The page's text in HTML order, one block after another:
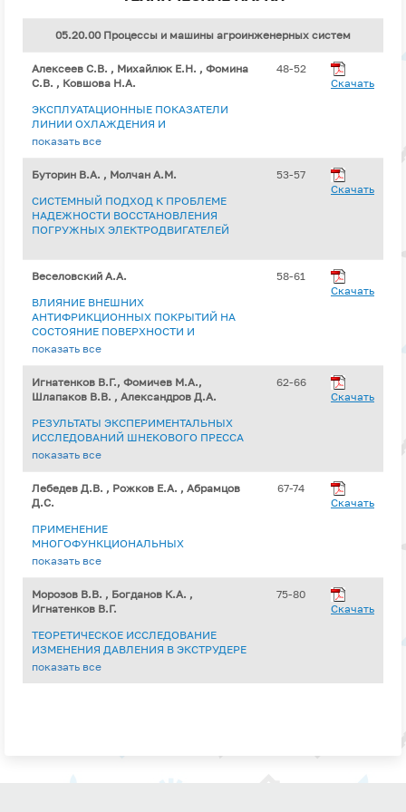
05.20.00 Процессы и машины агроинженерных систем
Алексеев С.В. , Михайлюк Е.Н. , Фомина
С.В. , Ковшова Н.А.
ЭКСПЛУАТАЦИОННЫЕ ПОКАЗАТЕЛИ
ЛИНИИ ОХЛАЖДЕНИЯ И
ПНЕВМОТРАНСПОРТА ПОЛНОЖИРНОЙ
показать все
48-52
Скачать
Буторин В.А. , Молчан А.М.
СИСТЕМНЫЙ ПОДХОД К ПРОБЛЕМЕ
НАДЕЖНОСТИ ВОССТАНОВЛЕНИЯ
ПОГРУЖНЫХ ЭЛЕКТРОДВИГАТЕЛЕЙ
53-57
Скачать
Веселовский А.А.
ВЛИЯНИЕ ВНЕШНИХ
АНТИФРИКЦИОННЫХ ПОКРЫТИЙ НА
СОСТОЯНИЕ ПОВЕРХНОСТИ И
ПРИРАБОТКУ УПРОЧНЕННЫХ
КОЛЕС В ПАРЕ
показать все
58-61
Скачать
Игнатенков В.Г., Фомичев М.А.,
Шлапаков В.В. , Александров Д.А.
РЕЗУЛЬТАТЫ ЭКСПЕРИМЕНТАЛЬНЫХ
ИССЛЕДОВАНИЙ ШНЕКОВОГО ПРЕССА
ДЛЯ ОБЕЗВОЖИВАНИЯ САПРОПЕЛЯ
показать все
62-66
Скачать
Лебедев Д.В. , Рожков Е.А. , Абрамцов
Д.С.
ПРИМЕНЕНИЕ
МНОГОФУНКЦИОНАЛЬНЫХ
ТЕХНОЛОГИЙ ОПТИКО-
КАЛИБРОВКИ И АНАЛИЗА СЕМЯН
показать все
67-74
Скачать
Морозов В.В. , Богданов К.А. ,
Игнатенков В.Г.
ТЕОРЕТИЧЕСКОЕ ИССЛЕДОВАНИЕ
ИЗМЕНЕНИЯ ДАВЛЕНИЯ В ЭКСТРУДЕРЕ
ДЛЯ ПРОИЗВОДСТВА КОРМОВ С
показать все
75-80
Скачать